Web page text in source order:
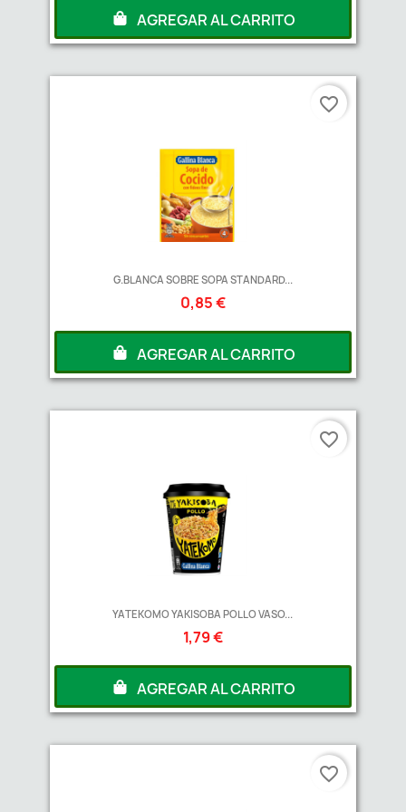
AGREGAR AL CARRITO
G.BLANCA SOBRE SOPA STANDARD...
0,85 €
AGREGAR AL CARRITO
favorite_border
YATEKOMO YAKISOBA POLLO VASO...
1,79 €
AGREGAR AL CARRITO
favorite_border
favorite_border